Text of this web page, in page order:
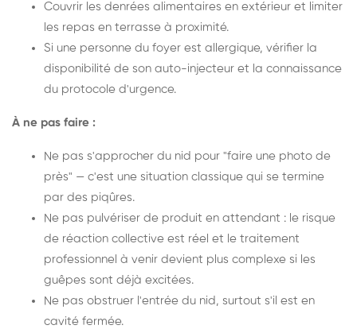
Couvrir les denrées alimentaires en extérieur et limiter
les repas en terrasse à proximité.
Si une personne du foyer est allergique, vérifier la
disponibilité de son auto-injecteur et la connaissance
du protocole d'urgence.
À ne pas faire :
Ne pas s'approcher du nid pour "faire une photo de
près" — c'est une situation classique qui se termine
par des piqûres.
Ne pas pulvériser de produit en attendant : le risque
de réaction collective est réel et le traitement
professionnel à venir devient plus complexe si les
guêpes sont déjà excitées.
Ne pas obstruer l'entrée du nid, surtout s'il est en
cavité fermée.